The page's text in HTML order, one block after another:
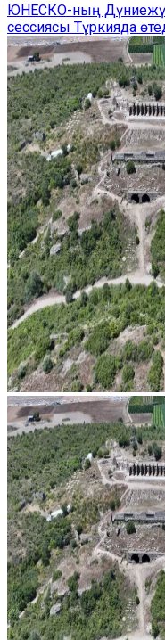
ЮНЕСКО-ның
сессиясы Түркияда